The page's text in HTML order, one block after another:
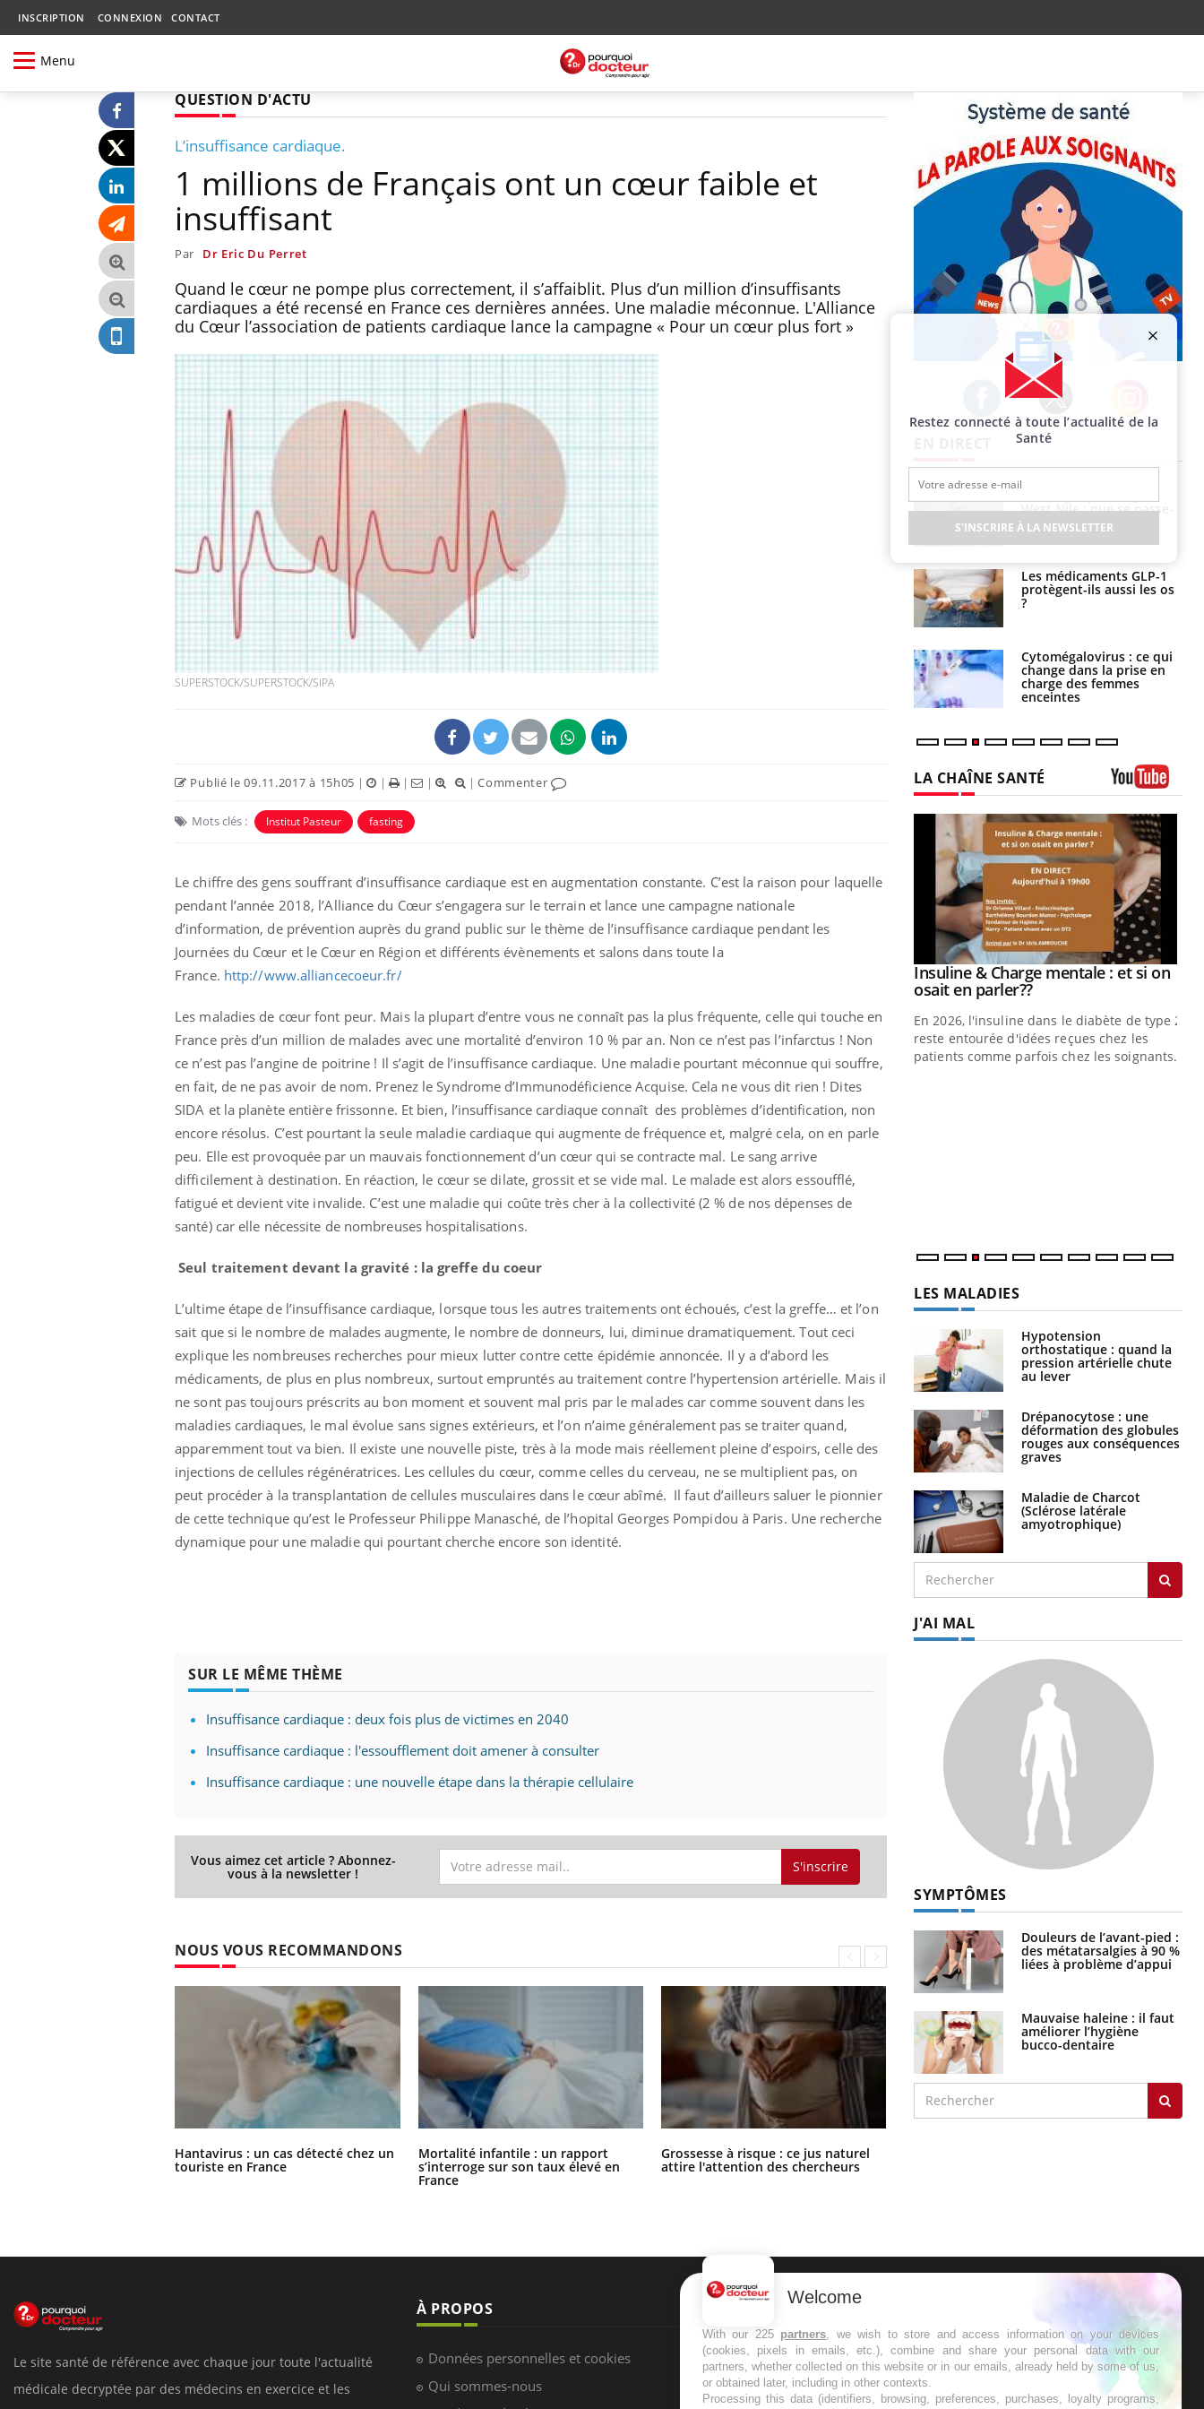
INSCRIPTION CONNEXION CONTACT
Menu
QUESTION D'ACTU
L’insuffisance cardiaque.
1 millions de Français ont un cœur faible et
insuffisant
Par Dr Eric Du Perret
Quand le cœur ne pompe plus correctement, il s’affaiblit. Plus d’un million d’insuffisants
cardiaques a été recensé en France ces dernières années. Une maladie méconnue. L'Alliance
du Cœur l’association de patients cardiaque lance la campagne « Pour un cœur plus fort »
SUPERSTOCK/SUPERSTOCK/SIPA
Publié le 09.11.2017 à 15h05 | | | | |Commenter
Mots clés : Institut Pasteur fasting
Le chiffre des gens souffrant d’insuffisance cardiaque est en augmentation constante. C’est la raison pour laquelle
pendant l’année 2018, l’Alliance du Cœur s’engagera sur le terrain et lance une campagne nationale
d’information, de prévention auprès du grand public sur le thème de l’insuffisance cardiaque pendant les
Journées du Cœur et le Cœur en Région et différents évènements et salons dans toute la
France. http://www.alliancecoeur.fr/
Les maladies de cœur font peur. Mais la plupart d’entre vous ne connaît pas la plus fréquente, celle qui touche en
France près d’un million de malades avec une mortalité d’environ 10 % par an. Non ce n’est pas l’infarctus ! Non
ce n’est pas l’angine de poitrine ! Il s’agit de l’insuffisance cardiaque. Une maladie pourtant méconnue qui souffre,
en fait, de ne pas avoir de nom. Prenez le Syndrome d’Immunodéficience Acquise. Cela ne vous dit rien ! Dites
SIDA et la planète entière frissonne. Et bien, l’insuffisance cardiaque connaît des problèmes d’identification, non
encore résolus. C’est pourtant la seule maladie cardiaque qui augmente de fréquence et, malgré cela, on en parle
peu. Elle est provoquée par un mauvais fonctionnement d’un cœur qui se contracte mal. Le sang arrive
difficilement à destination. En réaction, le cœur se dilate, grossit et se vide mal. Le malade est alors essoufflé,
fatigué et devient vite invalide. C’est une maladie qui coûte très cher à la collectivité (2 % de nos dépenses de
santé) car elle nécessite de nombreuses hospitalisations.
Seul traitement devant la gravité : la greffe du coeur
L’ultime étape de l’insuffisance cardiaque, lorsque tous les autres traitements ont échoués, c’est la greffe… et l’on
sait que si le nombre de malades augmente, le nombre de donneurs, lui, diminue dramatiquement. Tout ceci
explique les nombreuses recherches pour mieux lutter contre cette épidémie annoncée. Il y a d’abord les
médicaments, de plus en plus nombreux, surtout empruntés au traitement contre l’hypertension artérielle. Mais il
ne sont pas toujours préscrits au bon moment et souvent mal pris par le malades car comme souvent dans les
maladies cardiaques, le mal évolue sans signes extérieurs, et l’on n’aime généralement pas se traiter quand,
apparemment tout va bien. Il existe une nouvelle piste, très à la mode mais réellement pleine d’espoirs, celle des
injections de cellules régénératrices. Les cellules du cœur, comme celles du cerveau, ne se multiplient pas, on
peut procéder à la transplantation de cellules musculaires dans le cœur abîmé. Il faut d’ailleurs saluer le pionnier
de cette technique qu’est le Professeur Philippe Manasché, de l’hopital Georges Pompidou à Paris. Une recherche
dynamique pour une maladie qui pourtant cherche encore son identité.
SUR LE MÊME THÈME
Insuffisance cardiaque : deux fois plus de victimes en 2040
Insuffisance cardiaque : l'essoufflement doit amener à consulter
Insuffisance cardiaque : une nouvelle étape dans la thérapie cellulaire
Vous aimez cet article ? Abonnez-
vous à la newsletter ! S'inscrire
NOUS VOUS RECOMMANDONS
Hantavirus : un cas détecté chez un
touriste en France
Mortalité infantile : un rapport
s’interroge sur son taux élevé en
France
Grossesse à risque : ce jus naturel
attire l'attention des chercheurs
Facebook Twitter Instagram
détecté chez un touriste
en France
Mortalité infantile : un
rapport s’interroge sur
son taux élevé en France
Grossesse à risque : ce jus
naturel attire l'attention
West Nile : que se passe-
t-il dans le sud de la
France ?
Les médicaments GLP-1
protègent-ils aussi les os
?
Cytomégalovirus : ce qui
change dans la prise en
charge des femmes
enceintes
LA CHAÎNE SANTÉ
Youtube
Eczéma Chronique des Mains :
Il y a des sujets qui sont faciles à aborder...
d'autres non ! D'un côté, poser des
questions sur la maladie d'un proche c'est
montrer ...
Fatigue, irritabilité, brouillard mental ou
même alopécie… Les symptômes de la
carence en fer sont multiples ce qui la rend
Youtube
Insuline & Charge mentale : et si on
osait en parler??Youtube
En 2026, l'insuline dans le diabète de type 2
reste entourée d'idées reçues chez les
patients comme parfois chez les soignants.
LES MALADIES
Hypotension
orthostatique : quand la
pression artérielle chute
au lever
Drépanocytose : une
déformation des globules
rouges aux conséquences
graves
Maladie de Charcot
(Sclérose latérale
amyotrophique)
J'AI MAL
SYMPTÔMES
Douleurs de l’avant-pied :
des métatarsalgies à 90 %
liées à problème d’appui
Mauvaise haleine : il faut
améliorer l’hygiène
bucco-dentaire
Restez connecté à toute l’actualité de la
Santé
S'INSCRIRE À LA NEWSLETTER
Le site santé de référence avec chaque jour toute l'actualité
médicale decryptée par des médecins en exercice et les
À PROPOS
Données personnelles et cookies
Qui sommes-nous
NEWSLETTER
Recevez toutes les semaines les meilleures
infos santé
Welcome
With our 225 partners, we wish to store and access information on your devices
(cookies, pixels in emails, etc.), combine and share your personal data with our
partners, whether collected on this website or in our emails, already held by some of us,
or obtained later, including in other contexts.
Processing this data (identifiers, browsing, preferences, purchases, loyalty programs,